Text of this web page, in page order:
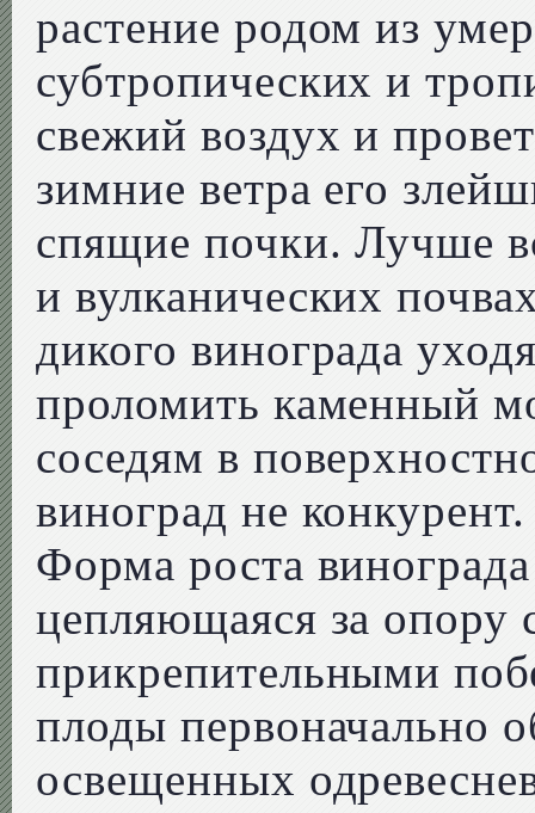
растение родом из
субтропических и
свежий воздух и
зимние ветра его
спящие почки. Лучше
и вулканических
дикого винограда
проломить каменный
соседям в
виноград не конкурент.
Форма роста
цепляющаяся за опору
прикрепительными
плоды первоначально
освещенных